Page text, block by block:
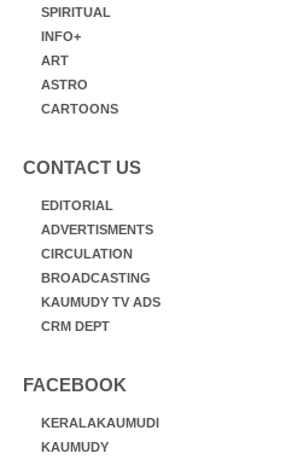
SPIRITUAL
INFO+
ART
ASTRO
CARTOONS
CONTACT US
EDITORIAL
ADVERTISMENTS
CIRCULATION
BROADCASTING
KAUMUDY TV ADS
CRM DEPT
FACEBOOK
KERALAKAUMUDI
KAUMUDY